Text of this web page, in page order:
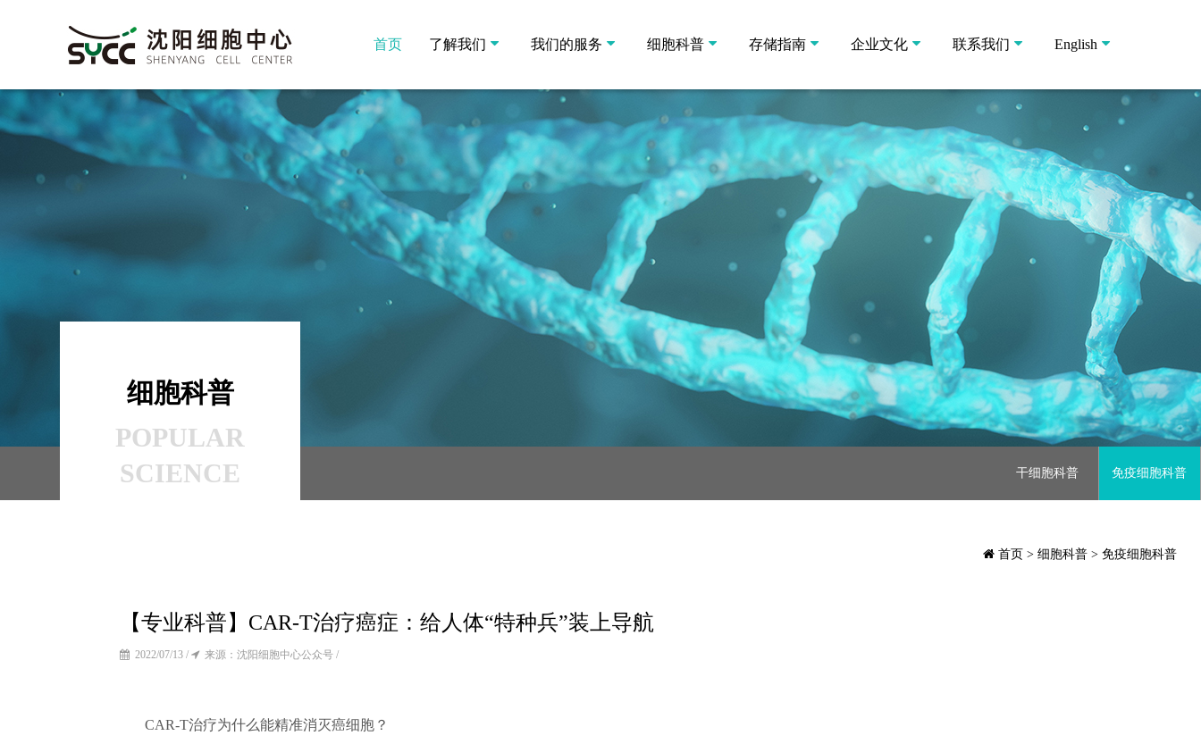
首页 了解我们 我们的服务 细胞科普 存储指南 企业文化 联系我们 English
细胞科普
POPULAR
SCIENCE
干细胞科普 免疫细胞科普
首页 > 细胞科普 > 免疫细胞科普
【专业科普】CAR-T治疗癌症：给人体“特种兵”装上导航
2022/07/13 / 来源：沈阳细胞中心公众号 /
CAR-T治疗为什么能精准消灭癌细胞？